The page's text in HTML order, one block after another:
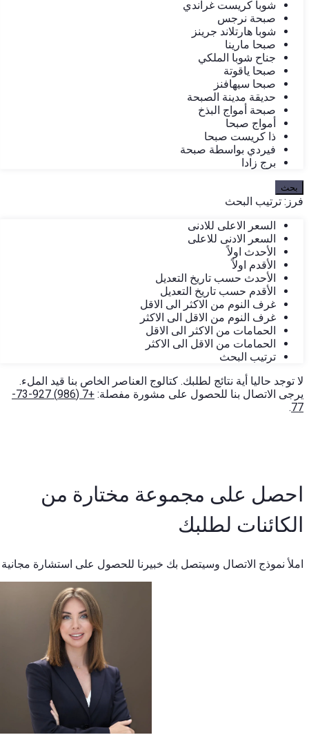
شوبا كريست غراندي
صبحة نرجس
شوبا هارتلاند جرينز
صبحا مارينا
جناح شوبا الملكي
صبحا ياقوتة
صبحا سيهافنز
حديقة مدينة الصبحة
صبحة أمواج البذخ
أمواج صبحا
ذا كريست صبحا
فيردي بواسطة صبحة
برج زادا
بحث
فرز: ترتيب البحث
السعر الاعلى للادنى
السعر الادنى للاعلى
الأحدث اولاً
الأقدم اولاً
الأحدث حسب تاريخ التعديل
الأقدم حسب تاريخ التعديل
غرف النوم من الاكثر الى الاقل
غرف النوم من الاقل الى الاكثر
الحمامات من الاكثر الى الاقل
الحمامات من الاقل الى الاكثر
ترتيب البحث
لا توجد حاليا أية نتائج لطلبك. كتالوج العناصر الخاص بنا قيد الملء.
يرجى الاتصال بنا للحصول على مشورة مفصلة:
+7 (986) 927-73-
77
.
احصل على مجموعة مختارة من
الكائنات لطلبك
املأ نموذج الاتصال وسيتصل بك خبيرنا للحصول على استشارة مجانية